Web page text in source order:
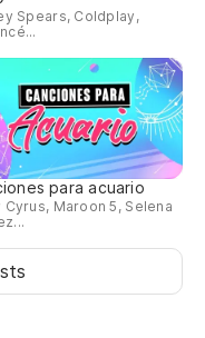
Spears, Coldplay,
para acuario
Cyrus, Maroon 5, Selena